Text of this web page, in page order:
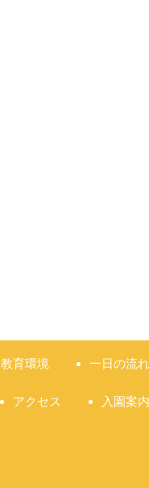
教育環境 一日の流れ
アクセス 入園案内